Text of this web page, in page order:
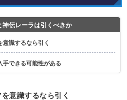
神伝レーラは引くべきか
意識するなら引く
手できる可能性がある
意識するなら引く